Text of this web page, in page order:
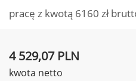
pracę z kwotą 6160 zł
4 529,07 PLN
kwota netto